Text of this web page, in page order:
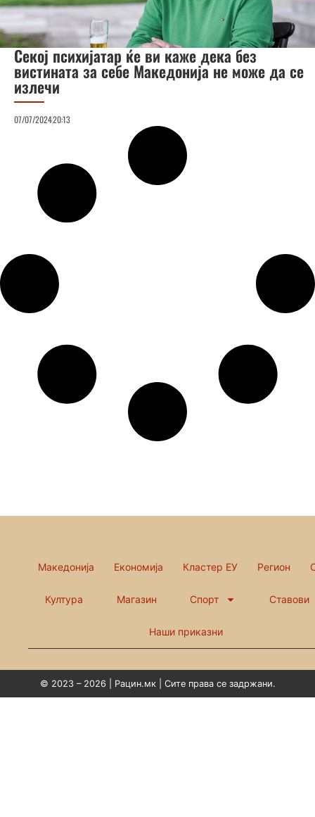
Секој психијатар ќе ви каже дека без
вистината за себе Македонија не може да се
излечи
07/07/202420:13
Македонија Економија Кластер ЕУ Регион
Култура Магазин Спорт Ставови
Наши приказни
© 2023 – 2026 | Рацин.мк | Сите права се задржани.